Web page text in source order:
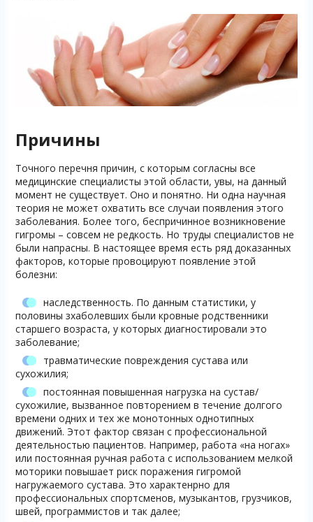
Причины
Точного перечня причин, с которым согласны все
медицинские специалисты этой области, увы, на данный
момент не существует. Оно и понятно. Ни одна научная
теория не может охватить все случаи появления этого
заболевания. Более того, беспричинное возникновение
гигромы – совсем не редкость. Но труды специалистов не
были напрасны. В настоящее время есть ряд доказанных
факторов, которые провоцируют появление этой
болезни:
наследственность. По данным статистики, у
половины зхаболевших были кровные родственники
старшего возраста, у которых диагностировали это
заболевание;
травматические повреждения сустава или
сухожилия;
постоянная повышенная нагрузка на сустав/
сухожилие, вызванное повторением в течение долгого
времени одних и тех же монотонных однотипных
движений. Этот фактор связан с профессиональной
деятельностью пациентов. Например, работа «на ногах»
или постоянная ручная работа с использованием мелкой
моторики повышает риск поражения гигромой
нагружаемого сустава. Это характенрно для
профессиональных спортсменов, музыкантов, грузчиков,
швей, программистов и так далее;